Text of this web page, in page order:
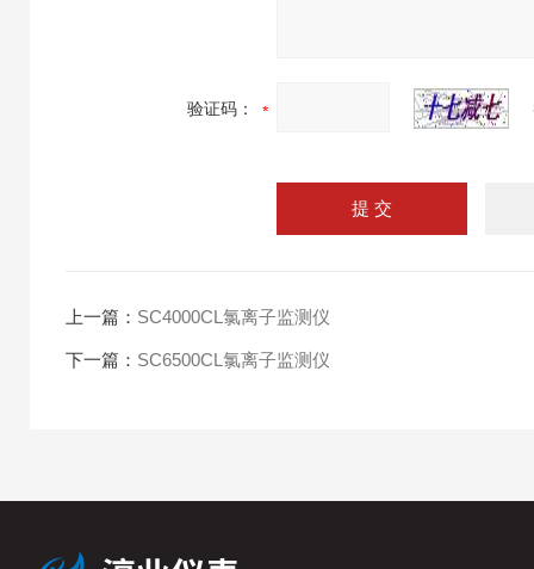
验证码：
上一篇： SC4000CL氯离子监测仪
下一篇： SC6500CL氯离子监测仪